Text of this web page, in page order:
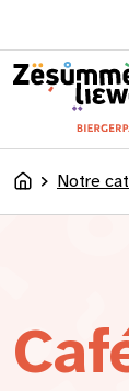
AccueilNotre